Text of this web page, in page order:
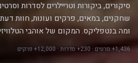
סיקורים, ביקורות וטריילרים לסדרות
שחקנים, במאים, פרקים ועונות, חוות
ומה בנטפליקס. המקום של אוהבי
1,436+ סרטים · 230+ סדרות · 12,000+ פרקים